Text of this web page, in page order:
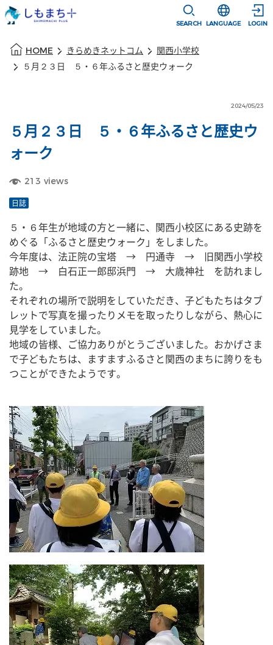
SEARCH
選択すると言
LANGUAGE LOGIN
HOME きらめきネットコム
関西小学校
５月２３日 ５・６年ふるさと歴史ウォーク
2024/05/23
５月２３日 ５・６年ふるさと歴史ウ
ォーク
213 views
日誌
５・６年生が地域の方と一緒に、関西小校区にある史跡を
めぐる「ふるさと歴史ウォーク」をしました。
今年度は、法正院の宝塔　→　円通寺　→　旧関西小学校
跡地　→　白石正一郎邸浜門　→　大歳神社　を訪れまし
た。
それぞれの場所で説明をしていただき、子どもたちはタブ
レットで写真を撮ったりメモを取ったりしながら、熱心に
見学をしていました。
地域の皆様、ご協力ありがとうございました。おかげさま
で子どもたちは、ますますふるさと関西のまちに誇りをも
つことができたようです。